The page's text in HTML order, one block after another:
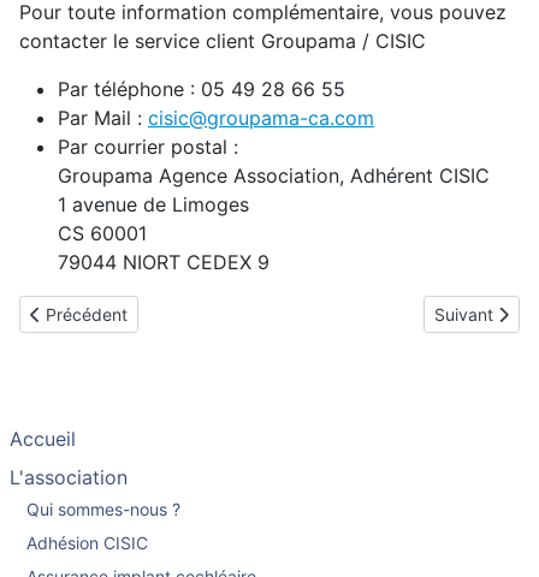
Pour toute information complémentaire, vous pouvez
contacter le service client Groupama / CISIC
Par téléphone : 05 49 28 66 55
Par Mail : cisic@groupama-ca.com
Par courrier postal :
Groupama Agence Association, Adhérent CISIC
1 avenue de Limoges
CS 60001
79044 NIORT CEDEX 9
Article précédent : Foire Aux Questions – Offres d’assurance
Précédent Article
Suivant
Accueil
L'association
Qui sommes-nous ?
Adhésion CISIC